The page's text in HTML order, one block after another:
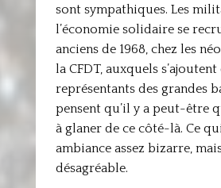
sont sympathiques. Les
l’économie solidaire se
anciens de 1968, chez les
la CFDT, auxquels s’ajoutent
représentants des grandes
pensent qu’il y a peut-être
à glaner de ce côté-là. Ce
ambiance assez bizarre,
désagréable.